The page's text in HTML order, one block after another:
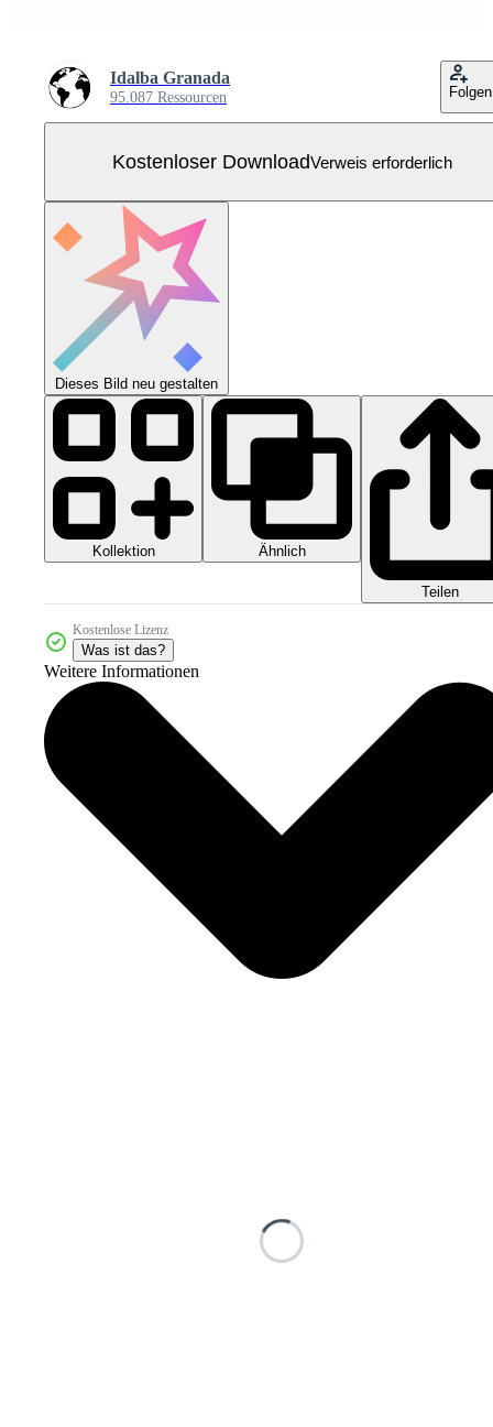
Idalba Granada
95.087 Ressourcen Folgen
Kostenloser DownloadVerweis erforderlich
Dieses Bild neu gestalten
Kollektion Ähnlich
Teilen
Kostenlose Lizenz
Was ist das?
Weitere Informationen